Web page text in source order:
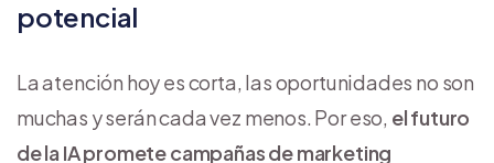
potencial
La atención hoy es corta, las oportunidades no son
muchas y serán cada vez menos. Por eso, el futuro
de la IA promete campañas de marketing